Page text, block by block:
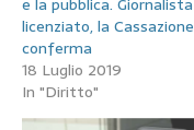
e la pubblica. Giornalista
licenziato, la Cassazione
conferma
18 Luglio 2019
In "Diritto"